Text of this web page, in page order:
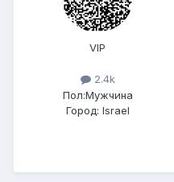
VIP
2.4k
Пол:Мужчина
Город: Israel